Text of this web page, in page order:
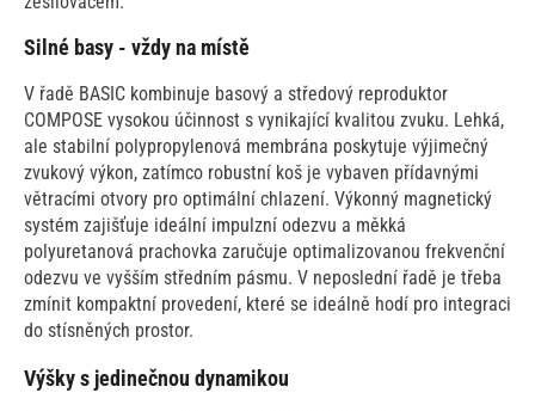
Silné basy - vždy na místě
V řadě BASIC kombinuje basový a středový reproduktor
COMPOSE vysokou účinnost s vynikající kvalitou zvuku. Lehká,
ale stabilní polypropylenová membrána poskytuje výjimečný
zvukový výkon, zatímco robustní koš je vybaven přídavnými
větracími otvory pro optimální chlazení. Výkonný magnetický
systém zajišťuje ideální impulzní odezvu a měkká
polyuretanová prachovka zaručuje optimalizovanou frekvenční
odezvu ve vyšším středním pásmu. V neposlední řadě je třeba
zmínit kompaktní provedení, které se ideálně hodí pro integraci
do stísněných prostor.
Výšky s jedinečnou dynamikou